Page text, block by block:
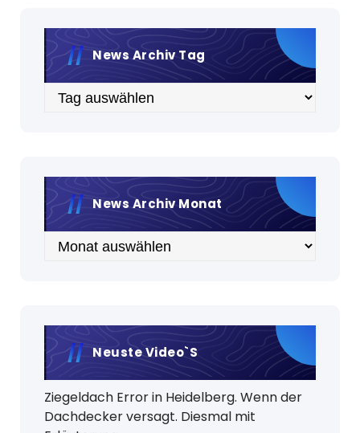
News Archiv Tag
Archiv
News Archiv Monat
Archiv
Neuste Video`s
Ziegeldach Error in Heidelberg. Wenn der
Dachdecker versagt. Diesmal mit